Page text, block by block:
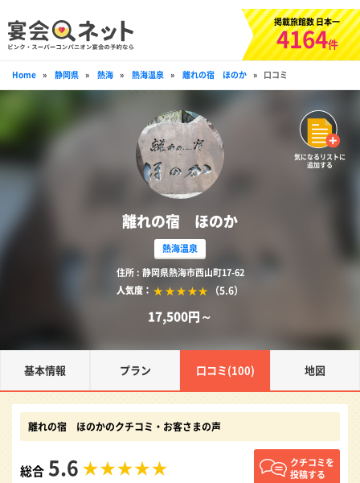
掲載旅館数 日本一
4164件
Home » 静岡県 » 熱海 » 熱海温泉 » 離れの宿 ほのか » 口コミ
離れの宿 ほのか
熱海温泉
住所 : 静岡県熱海市西山町17-62
人気度：
（5.6）
17,500円～
気になるリストに
追加する
基本情報 プラン 口コミ(100) 地図
離れの宿 ほのかのクチコミ・お客さまの声
総合 5.6
クチコミを
投稿する